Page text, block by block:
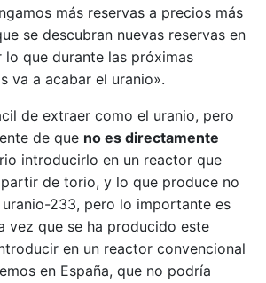
más reservas a precios más
se descubran nuevas reservas en
que durante las próximas
va a acabar el uranio».
de extraer como el uranio, pero
de que no es directamente
introducirlo en un reactor que
de torio, y lo que produce no
233, pero lo importante es
vez que se ha producido este
en un reactor convencional
en España, que no podría